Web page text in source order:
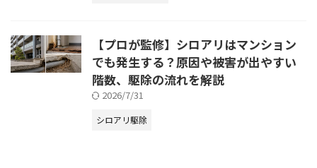
【プロが監修】シロアリはマンション
でも発生する？原因や被害が出やすい
階数、駆除の流れを解説
2026/7/31
シロアリ駆除